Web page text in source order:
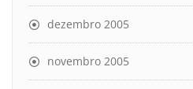
dezembro 2005
novembro 2005